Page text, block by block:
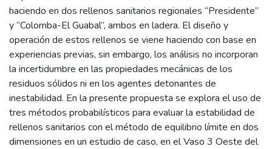
haciendo en dos rellenos sanitarios regionales “Presidente”
y “Colomba-El Guabal”, ambos en ladera. El diseño y
operación de estos rellenos se viene haciendo con base en
experiencias previas, sin embargo, los análisis no incorporan
la incertidumbre en las propiedades mecánicas de los
residuos sólidos ni en los agentes detonantes de
inestabilidad. En la presente propuesta se explora el uso de
tres métodos probabilísticos para evaluar la estabilidad de
rellenos sanitarios con el método de equilibrio límite en dos
dimensiones en un estudio de caso, en el Vaso 3 Oeste del